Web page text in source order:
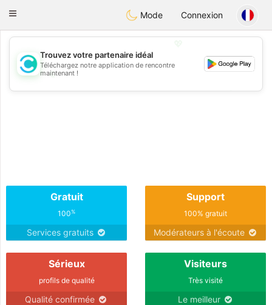
olombiaCitas
Toggle
Mode Connexion
💖
💕
Trouvez votre partenaire idéal
Téléchargez notre application de rencontre
maintenant !
Gratuit
100%
Services gratuits
Support
100% gratuit
Modérateurs à l'écoute
Sérieux
profils de qualité
Qualité confirmée
Visiteurs
Très visité
Le meilleur